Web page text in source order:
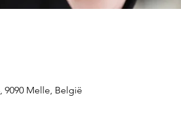
9090 Melle, België